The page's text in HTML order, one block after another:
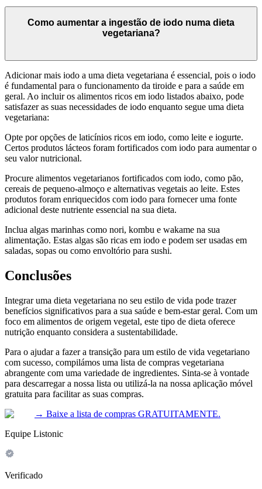
Como aumentar a ingestão de iodo numa dieta
vegetariana?
Adicionar mais iodo a uma dieta vegetariana é essencial, pois o iodo
é fundamental para o funcionamento da tiroide e para a saúde em
geral. Ao incluir os alimentos ricos em iodo listados abaixo, pode
satisfazer as suas necessidades de iodo enquanto segue uma dieta
vegetariana:
Opte por opções de laticínios ricos em iodo, como leite e iogurte.
Certos produtos lácteos foram fortificados com iodo para aumentar o
seu valor nutricional.
Procure alimentos vegetarianos fortificados com iodo, como pão,
cereais de pequeno-almoço e alternativas vegetais ao leite. Estes
produtos foram enriquecidos com iodo para fornecer uma fonte
adicional deste nutriente essencial na sua dieta.
Inclua algas marinhas como nori, kombu e wakame na sua
alimentação. Estas algas são ricas em iodo e podem ser usadas em
saladas, sopas ou como envoltório para sushi.
Conclusões
Integrar uma dieta vegetariana no seu estilo de vida pode trazer
benefícios significativos para a sua saúde e bem-estar geral. Com um
foco em alimentos de origem vegetal, este tipo de dieta oferece
nutrição enquanto considera a sustentabilidade.
Para o ajudar a fazer a transição para um estilo de vida vegetariano
com sucesso, compilámos uma lista de compras vegetariana
abrangente com uma variedade de ingredientes. Sinta-se à vontade
para descarregar a nossa lista ou utilizá-la na nossa aplicação móvel
gratuita para facilitar as suas compras.
→ Baixe a lista de compras GRATUITAMENTE.
Equipe Listonic
Verificado